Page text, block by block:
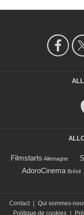
Filmstarts Allemagne
AdoroCinema Brésil
Contact Qui sommes-
Politique de cookies